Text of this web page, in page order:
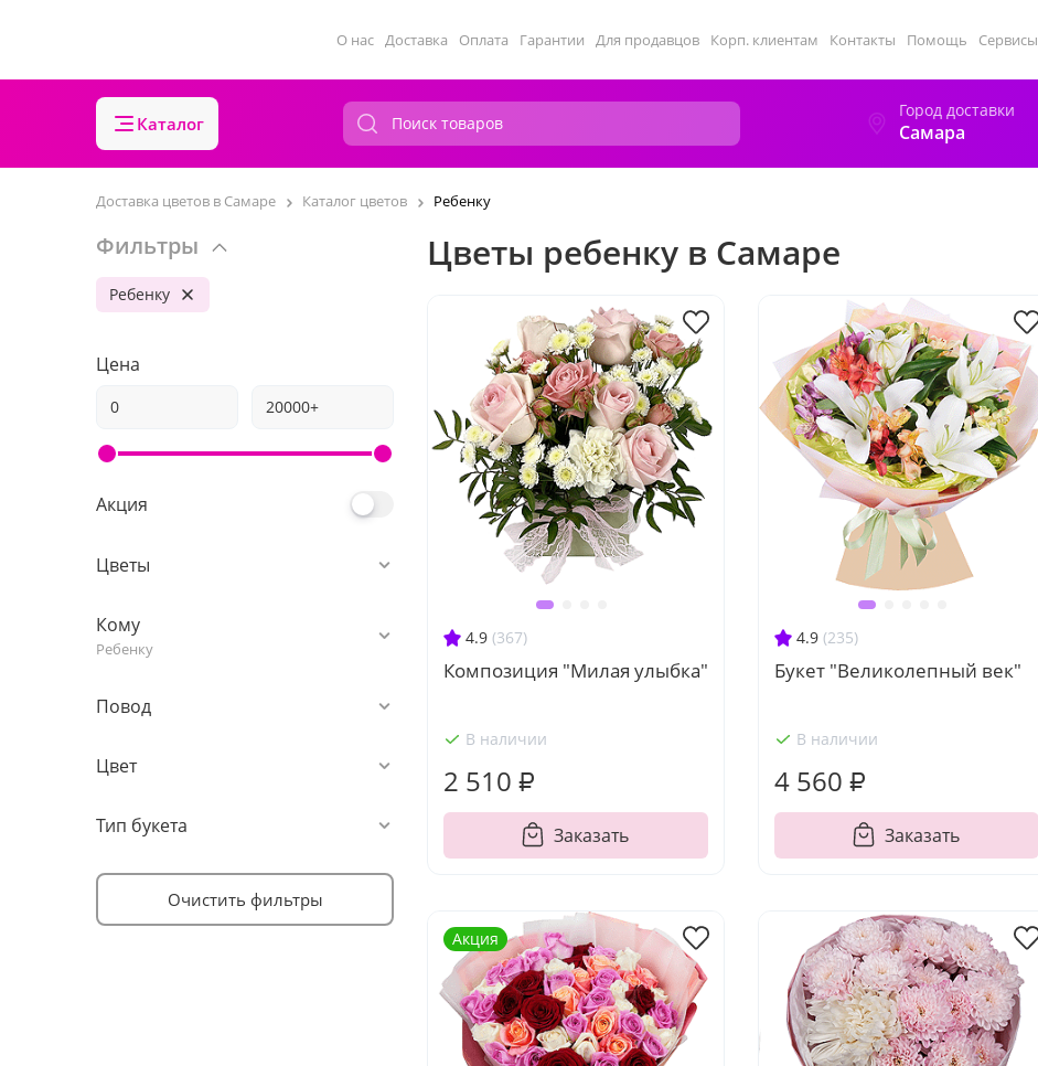
О нас Доставка Оплата Гарантии Для продавцов Корп. клиентам Контакты Помощь Сервисы
Каталог
Город доставки
Самара
Доставка цветов в Самаре Каталог цветов Ребенку
Фильтры
Ребенку
Цена
Акция
Цветы
Кому
Ребенку
Повод
Цвет
Тип букета
Очистить фильтры
Цветы ребенку в Самаре
4.9 (367)
Композиция "Милая улыбка"
В наличии
2 510 ₽
Заказать
4.9 (235)
Букет "Великолепный век"
В наличии
4 560 ₽
Заказать
Акция